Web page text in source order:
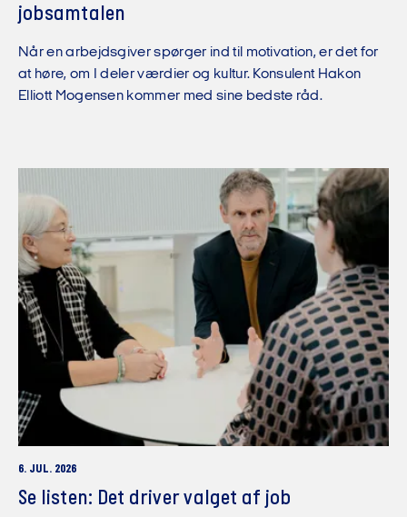
jobsamtalen
Når en arbejdsgiver spørger ind til motivation, er det for
at høre, om I deler værdier og kultur. Konsulent Hakon
Elliott Mogensen kommer med sine bedste råd.
6. JUL. 2026
Se listen: Det driver valget af job